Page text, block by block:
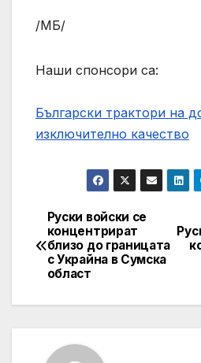
/МБ/
Наши спонсори са:
Български трактори на
изключително качество
Post
navigation
Руски войски се
концентрират
близо до границата
с Украйна в Сумска
област